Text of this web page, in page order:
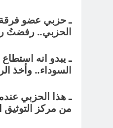
ـ حزبي عضو
الحزبي.. رفضتُ
ـ يبدو انه
السوداء.. وأخذ
ـ هذا الحزبي
من مركز التوثيق